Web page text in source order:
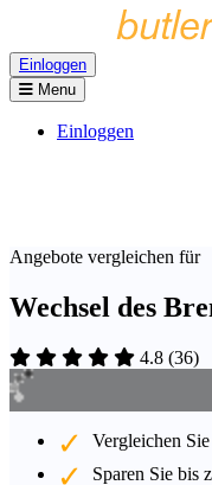
Einloggen
Menu
Einloggen
Angebote vergleichen für
Wechsel des
4.8 (36)
Vergleichen
Sparen Sie bis